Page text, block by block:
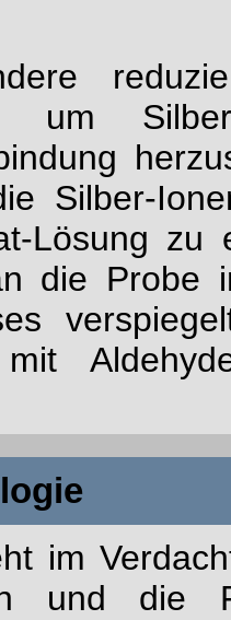
um
Silber-
Lösung zu
die Probe
mit
im
und die